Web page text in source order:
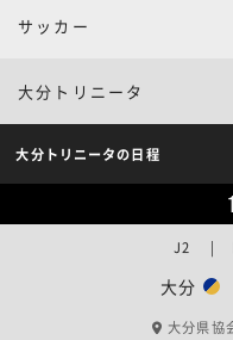
サッカー
大分トリニータ
大分トリニータの日程
大分
J2 | ト
大分県協